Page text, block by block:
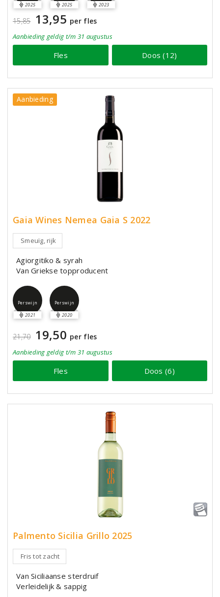
2025 2025 2023
15,85 13,95 per fles
Aanbieding geldig t/m 31 augustus
Fles Doos (12)
Aanbieding
Gaia Wines Nemea Gaia S 2022
Smeuïg, rijk
Agiorgitiko & syrah
Van Griekse topproducent
Perswijn
2021
Perswijn
2020
21,70 19,50 per fles
Aanbieding geldig t/m 31 augustus
Fles Doos (6)
Palmento Sicilia Grillo 2025
Fris tot zacht
Van Siciliaanse sterdruif
Verleidelijk & sappig